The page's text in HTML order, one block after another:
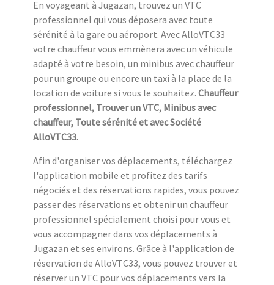
En voyageant à Jugazan, trouvez un VTC
professionnel qui vous déposera avec toute
sérénité à la gare ou aéroport. Avec AlloVTC33
votre chauffeur vous emmènera avec un véhicule
adapté à votre besoin, un minibus avec chauffeur
pour un groupe ou encore un taxi à la place de la
location de voiture si vous le souhaitez. Chauffeur
professionnel, Trouver un VTC, Minibus avec
chauffeur, Toute sérénité et avec Société
AlloVTC33.
Afin d'organiser vos déplacements, téléchargez
l'application mobile et profitez des tarifs
négociés et des réservations rapides, vous pouvez
passer des réservations et obtenir un chauffeur
professionnel spécialement choisi pour vous et
vous accompagner dans vos déplacements à
Jugazan et ses environs. Grâce à l'application de
réservation de AlloVTC33, vous pouvez trouver et
réserver un VTC pour vos déplacements vers la